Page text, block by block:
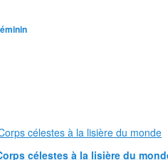
célestes à la lisière du